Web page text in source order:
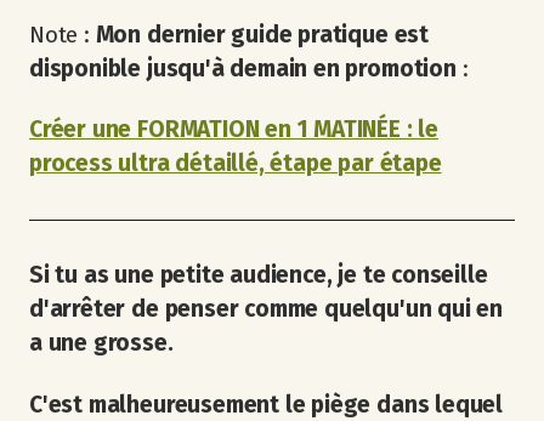
Note : Mon dernier guide pratique est
disponible jusqu'à demain en promotion :
Créer une FORMATION en 1 MATINÉE : le
process ultra détaillé, étape par étape
Si tu as une petite audience, je te conseille
d'arrêter de penser comme quelqu'un qui en
a une grosse.
C'est malheureusement le piège dans lequel